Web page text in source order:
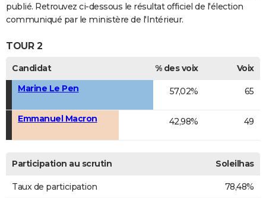
Se connecter
Collèges
Universités
Entreprises
Service militaire
Avis de recherche
AVIS DE DÉCÈS
FORUM
Bricolage
Culture
Television
Voyage
publié. Retrouvez ci-dessous le résultat officiel de l'élection
communiqué par le ministère de l'Intérieur.
TOUR 2
Candidat % des voix
Voix
Marine Le Pen
57,02% 65
Emmanuel Macron 42,98% 49
Participation au scrutin Soleilhas
Taux de participation 78,48%